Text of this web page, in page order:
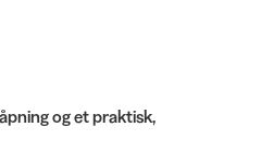
og et praktisk,